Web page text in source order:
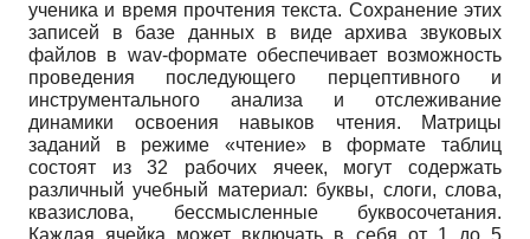
ученика и время прочтения текста. Сохранение этих
записей в базе данных в виде архива звуковых
файлов в wav-формате обеспечивает возможность
проведения последующего перцептивного и
инструментального анализа и отслеживание
динамики освоения навыков чтения. Матрицы
заданий в режиме «чтение» в формате таблиц
состоят из 32 рабочих ячеек, могут содержать
различный учебный материал: буквы, слоги, слова,
квазислова, бессмысленные буквосочетания.
Каждая ячейка может включать в себя от 1 до 5